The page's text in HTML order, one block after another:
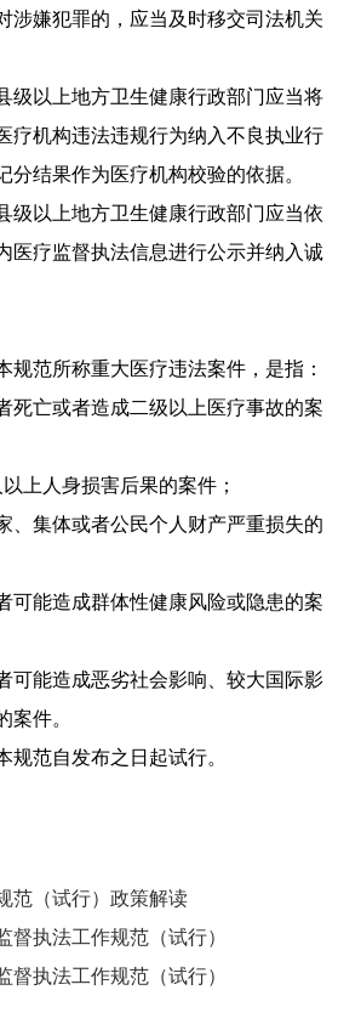
涉嫌犯罪的，应当及时移交司法机关
上地方卫生健康行政部门应当将
疗机构违法违规行为纳入不良执业行
分结果作为医疗机构校验的依据。
上地方卫生健康行政部门应当依
医疗监督执法信息进行公示并纳入诚
所称重大医疗违法案件，是指：
亡或者造成二级以上医疗事故的案
人身损害后果的案件；
集体或者公民个人财产严重损失的
能造成群体性健康风险或隐患的案
能造成恶劣社会影响、较大国际影
案件。
自发布之日起试行。
范（试行）政策解读
督执法工作规范（试行）
督执法工作规范（试行）